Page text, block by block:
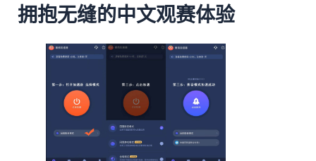
拥抱无缝的中文观赛体验